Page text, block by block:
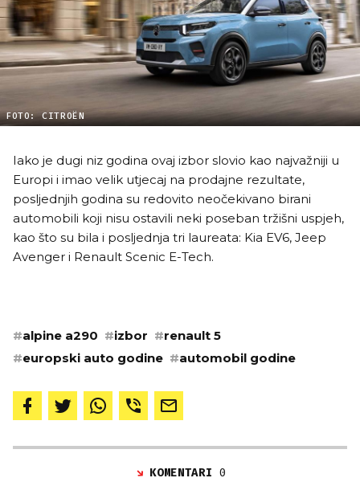
FOTO: CITROËN
Iako je dugi niz godina ovaj izbor slovio kao najvažniji u
Europi i imao velik utjecaj na prodajne rezultate,
posljednjih godina su redovito neočekivano birani
automobili koji nisu ostavili neki poseban tržišni uspjeh,
kao što su bila i posljednja tri laureata: Kia EV6, Jeep
Avenger i Renault Scenic E-Tech.
#alpine a290 #izbor #renault 5
#europski auto godine #automobil godine
KOMENTARI0